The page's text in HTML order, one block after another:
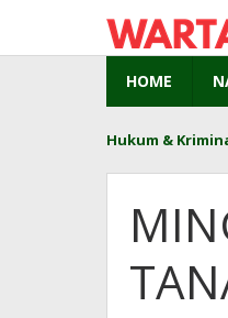
content
HOME
Hukum &